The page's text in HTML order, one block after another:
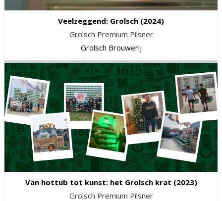
Veelzeggend: Grolsch (2024)
Grolsch Premium Pilsner
Grolsch Brouwerij
Van hottub tot kunst: het Grolsch krat (2023)
Grolsch Premium Pilsner